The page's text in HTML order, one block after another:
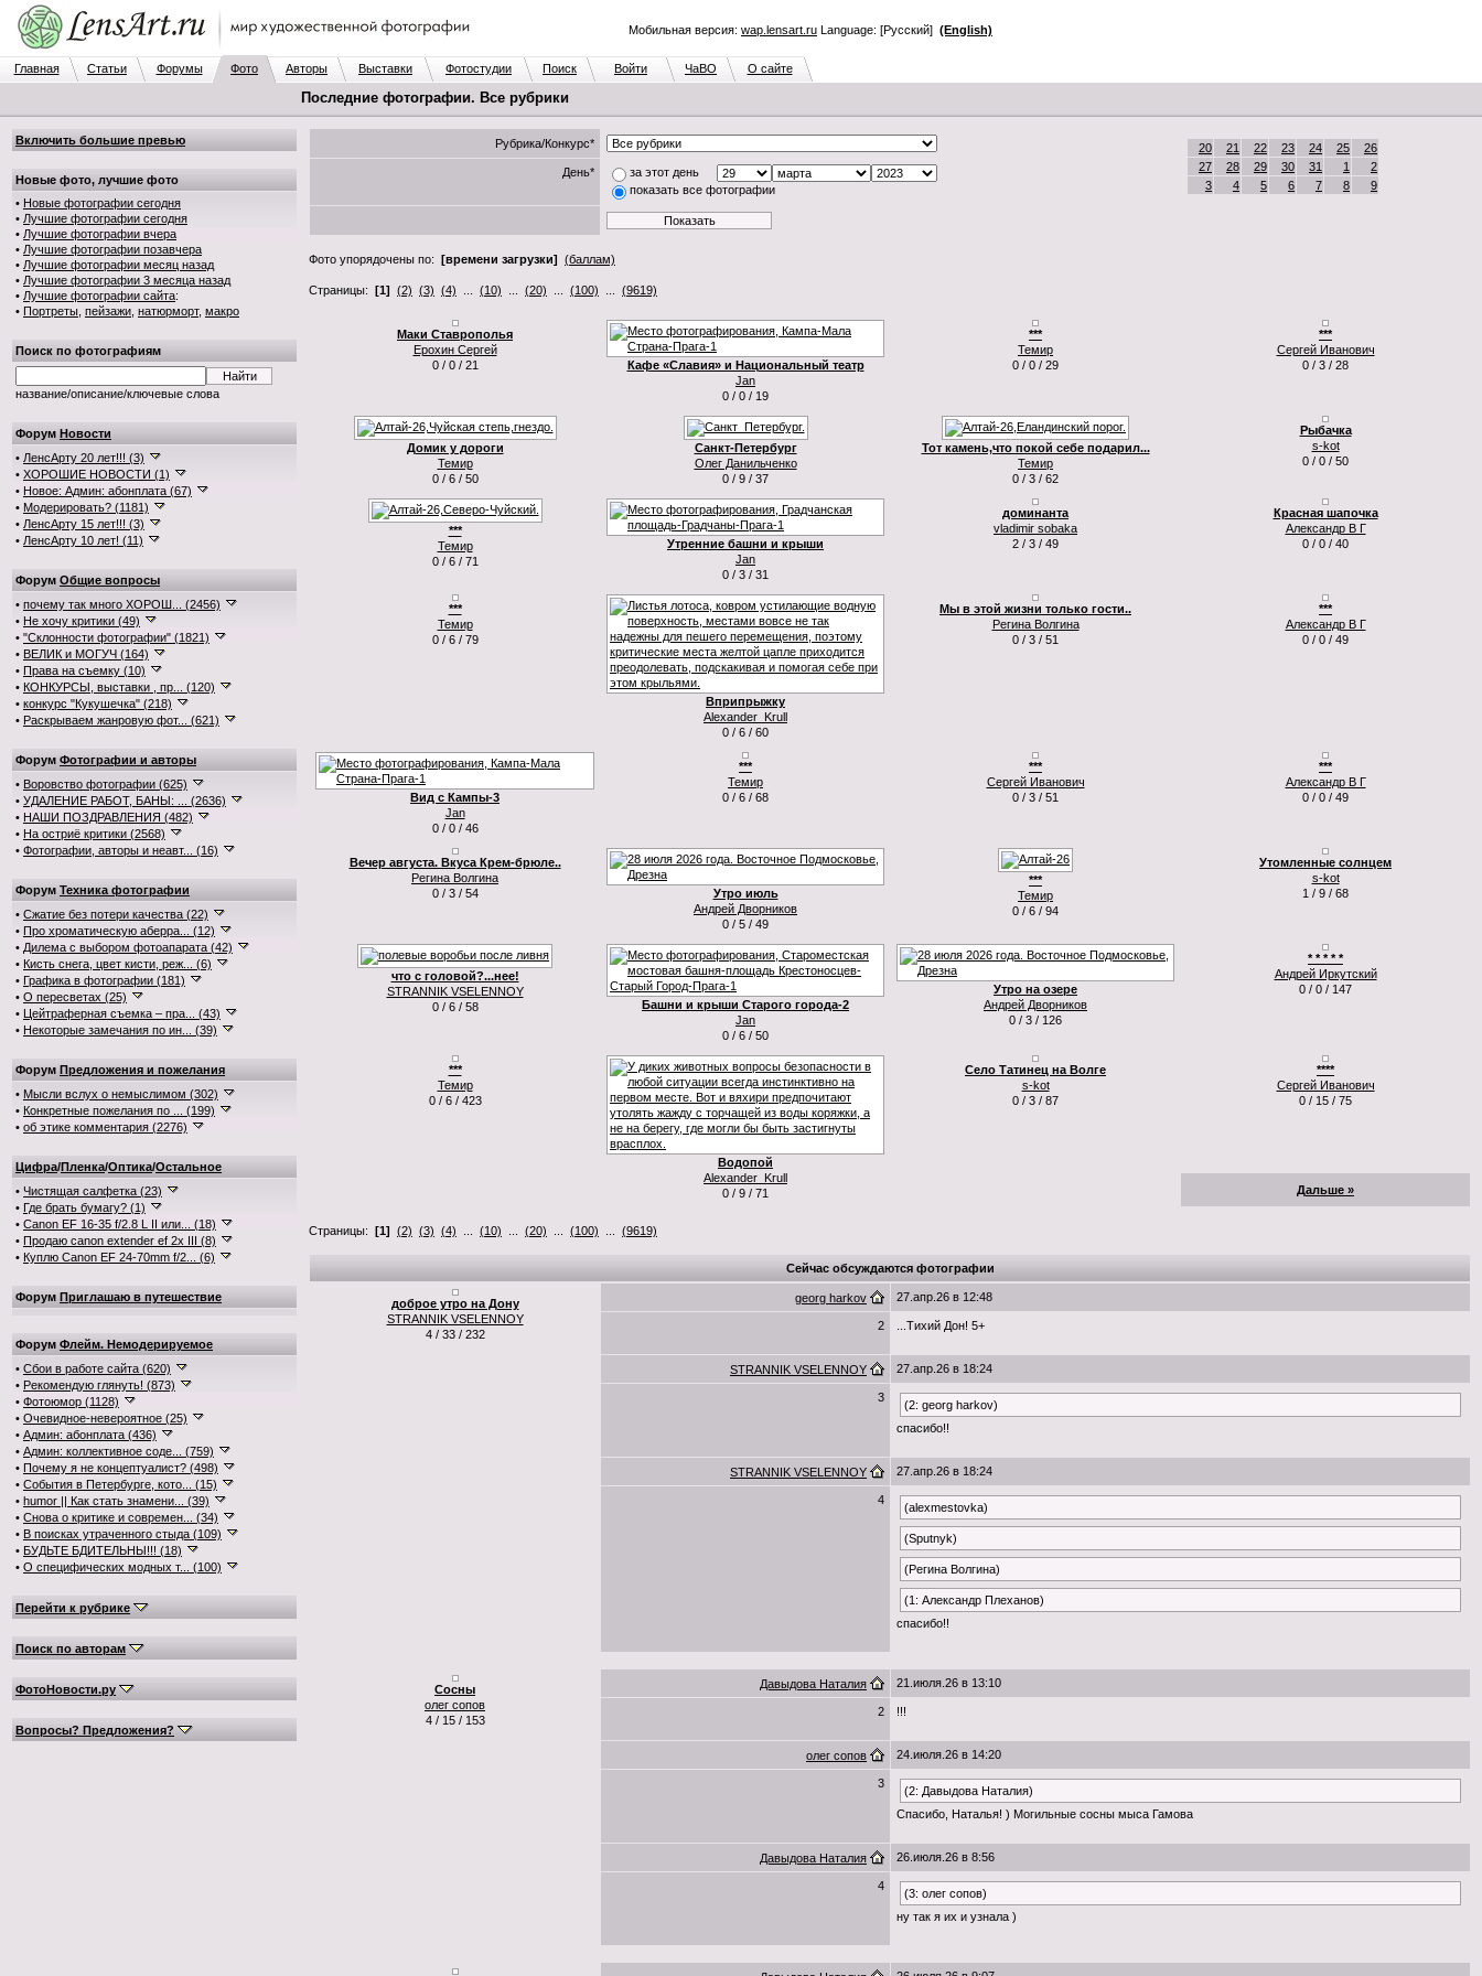
Мобильная версия: wap.lensart.ru Language: [Русский] (English)
Главная Статьи Форумы Фото Авторы Выставки Фотостудии Поиск Войти ЧаВО О сайте
Последние фотографии. Все рубрики
Включить большие превью
Новые фото, лучшие фото
• Новые фотографии сегодня
• Лучшие фотографии сегодня
• Лучшие фотографии вчера
• Лучшие фотографии позавчера
• Лучшие фотографии месяц назад
• Лучшие фотографии 3 месяца назад
• Лучшие фотографии сайта:
• Портреты пейзажи натюрморт, макро
Поиск по фотографиям
название/описание/ключевые слова
Форум Новости
• ЛенсАрту 20 лет!!! (3)
• ХОРОШИЕ НОВОСТИ (1)
• Новое: Админ: абонплата (67)
• Модерировать? (1181)
• ЛенсАрту 15 лет!!! (3)
• ЛенсАрту 10 лет! (11)
Форум Общие вопросы
• почему так много ХОРОШ... (2456)
• Не хочу критики (49)
• "Склонности фотографии" (1821)
• ВЕЛИК и МОГУЧ (164)
• Права на съемку (10)
• КОНКУРСЫ, выставки , пр... (120)
• конкурс "Кукушечка" (218)
• Раскрываем жанровую фот... (621)
Форум Фотографии и авторы
• Воровство фотографии (625)
• УДАЛЕНИЕ РАБОТ, БАНЫ: ... (2636)
• НАШИ ПОЗДРАВЛЕНИЯ (482)
• На остриё критики (2568)
• Фотографии, авторы и неавт... (16)
Форум Техника фотографии
• Сжатие без потери качества (22)
• Про хроматическую аберра... (12)
• Дилема с выбором фотоапарата (42)
• Кисть снега, цвет кисти, реж... (6)
• Графика в фотографии (181)
• О пересветах (25)
• Цейтраферная съемка – пра... (43)
• Некоторые замечания по ин... (39)
Форум Предложения и пожелания
• Мысли вслух о немыслимом (302)
• Конкретные пожелания по ... (199)
• об этике комментария (2276)
Цифра/Пленка/Оптика/Остальное
• Чистящая салфетка (23)
• Где брать бумагу? (1)
• Canon EF 16-35 f/2.8 L II или... (18)
• Продаю canon extender ef 2x III (8)
• Куплю Canon EF 24-70mm f/2... (6)
Форум Приглашаю в путешествие
Форум Флейм. Немодерируемое
• Сбои в работе сайта (620)
• Рекомендую глянуть! (873)
• Фотоюмор (1128)
• Очевидное-невероятное (25)
• Админ: абонплата (436)
• Админ: коллективное соде... (759)
• Почему я не концептуалист? (498)
• События в Петербурге, кото... (15)
• humor || Как стать знамени... (39)
• Снова о критике и современ... (34)
• В поисках утраченного стыда (109)
• БУДЬТЕ БДИТЕЛЬНЫ!!! (18)
• О специфических модных т... (100)
Перейти к рубрике
Поиск по авторам
ФотоНовости.ру
Вопросы? Предложения?
Рубрика/Конкурс* 20 21 22 23 24 25
26
27
28 29 30 31 1
2
3
4 5 6 7 8 9
День*
за этот день
показать все фотографии
Фото упорядочены по: [времени загрузки] (баллам)
Страницы: [1] (2) (3) (4) (10) (20) (100) (9619)
Маки Ставрополья
Ерохин Сергей
0 / 0 / 21
Кафе «Славия» и Национальный театр
Jan
0 / 0 / 19
***
Темир
0 / 0 / 29
***
Сергей Иванович
0 / 3 / 28
Домик у дороги
Темир
0 / 6 / 50
Санкт-Петербург
Олег Данильченко
0 / 9 / 37
Тот камень,что покой себе подарил...
Темир
0 / 3 / 62
Рыбачка
s-kot
0 / 0 / 50
***
Темир
0 / 6 / 71
Утренние башни и крыши
Jan
0 / 3 / 31
доминанта
vladimir sobaka
2 / 3 / 49
Красная шапочка
Александр В Г
0 / 0 / 40
***
Темир
0 / 6 / 79
Вприпрыжку
Alexander_Krull
0 / 6 / 60
Мы в этой жизни только гости..
Регина Волгина
0 / 3 / 51
***
Александр В Г
0 / 0 / 49
Вид с Кампы-3
Jan
0 / 0 / 46
***
Темир
0 / 6 / 68
***
Сергей Иванович
0 / 3 / 51
***
Александр В Г
0 / 0 / 49
Вечер августа. Вкуса Крем-брюле..
Регина Волгина
0 / 3 / 54
Утро июль
Андрей Дворников
0 / 5 / 49
***
Темир
0 / 6 / 94
Утомленные солнцем
s-kot
1 / 9 / 68
что с головой?...нее!
STRANNIK VSELENNOY
0 / 6 / 58
Башни и крыши Старого города-2
Jan
0 / 6 / 50
Утро на озере
Андрей Дворников
0 / 3 / 126
* * * * *
Андрей Иркутский
0 / 0 / 147
***
Темир
0 / 6 / 423
Водопой
Alexander_Krull
0 / 9 / 71
Село Татинец на Волге
s-kot
0 / 3 / 87
****
Сергей Иванович
0 / 15 / 75
Дальше »
Страницы: [1] (2) (3) (4) (10) (20) (100) (9619)
Сейчас обсуждаются фотографии
доброе утро на Дону
STRANNIK VSELENNOY
4 / 33 / 232
georg harkov 27.апр.26 в 12:48
2 ...Тихий Дон! 5+
STRANNIK VSELENNOY 27.апр.26 в 18:24
3
(2: georg harkov)
спасибо!!
STRANNIK VSELENNOY 27.апр.26 в 18:24
4
(alexmestovka)
(Sputnyk)
(Регина Волгина)
(1: Александр Плеханов)
спасибо!!
Сосны
олег сопов
4 / 15 / 153
Давыдова Наталия 21.июля.26 в 13:10
2 !!!
олег сопов 24.июля.26 в 14:20
3
(2: Давыдова Наталия)
Спасибо, Наталья! ) Могильные сосны мыса Гамова
Давыдова Наталия 26.июля.26 в 8:56
4
(3: олег сопов)
ну так я их и узнала )